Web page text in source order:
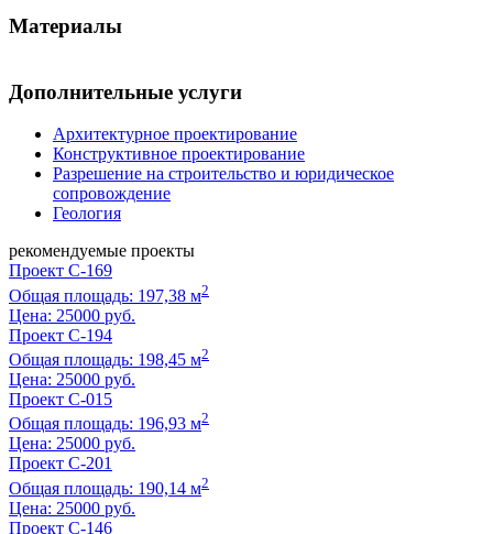
Материалы
Дополнительные услуги
Архитектурное проектирование
Конструктивное проектирование
Разрешение на строительство и юридическое
сопровождение
Геология
рекомендуемые проекты
Проект C-169
Общая площадь: 197,38 м2
Цена: 25000 руб.
Проект C-194
Общая площадь: 198,45 м2
Цена: 25000 руб.
Проект C-015
Общая площадь: 196,93 м2
Цена: 25000 руб.
Проект C-201
Общая площадь: 190,14 м2
Цена: 25000 руб.
Проект C-146